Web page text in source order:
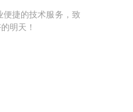
便捷的技术服务，致
明天！